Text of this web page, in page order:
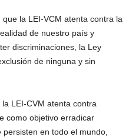
la LEI-VCM atenta contra la
de nuestro país y
discriminaciones, la Ley
de ninguna y sin
LEI-CVM atenta contra
como objetivo erradicar
en todo el mundo,